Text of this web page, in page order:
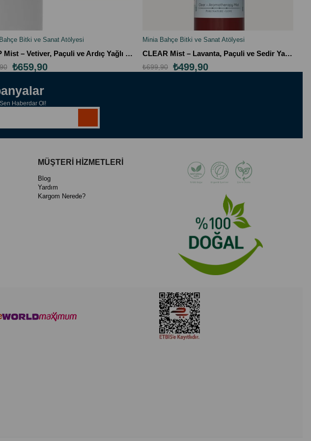
EKLE
Bitki ve Sanat Atölyesi
DEEP Mist – Vetiver, Paçuli ve Ardıç Yağlı Topraksı Erkek Vücut Spreyi (100 ml)
₺659,90
SEPETE EKLE
Minia Bahçe Bitki ve Sanat Atölyesi
CLEAR Mist – Lavanta, Paçuli ve Sedir Yağlı Arındırıcı Aromaterapi Vücut Spreyi (100 ml)
₺499,90
₺699,90
Haberdar Ol!
MÜŞTERİ HİZMETLERİ
Blog
Yardım
Kargom Nerede?